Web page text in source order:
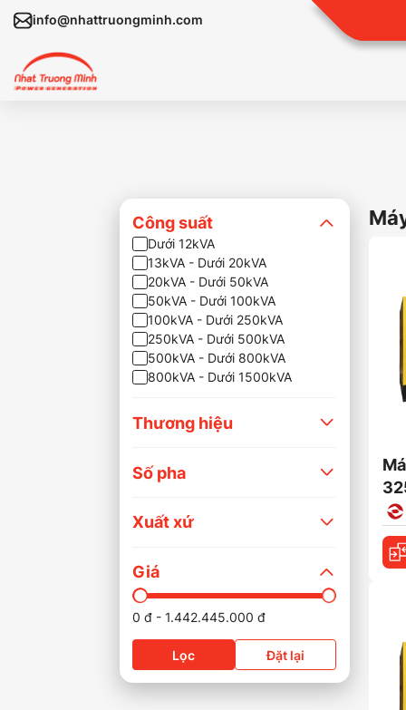
info@nhattruongminh.com
Công suất
Dưới 12kVA
13kVA - Dưới 20kVA
20kVA - Dưới 50kVA
50kVA - Dưới 100kVA
100kVA - Dưới 250kVA
250kVA - Dưới 500kVA
500kVA - Dưới 800kVA
800kVA - Dưới 1500kVA
Thương hiệu
Số pha
Xuất xứ
Giá
0đ - 1.442.445.000đ
Lọc Đặt lại